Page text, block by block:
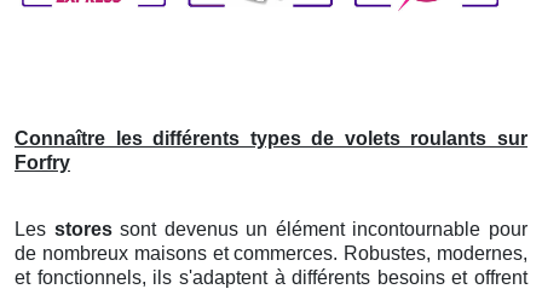
Connaître les différents types de volets roulants sur
Forfry
Les storessont devenus un élément incontournable pour
de nombreux maisons et commerces. Robustes, modernes,
et fonctionnels, ils s'adaptent à différents besoins et offrent